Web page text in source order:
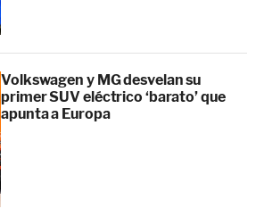
Volkswagen y MG desvelan su
primer SUV eléctrico ‘barato’ que
apunta a Europa